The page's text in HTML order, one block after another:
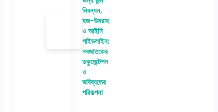
নিবন্ধন,
হজ-উমরাহ
ও আইনি
গাইডলাইন:
নবজাতকের
ডকুমেন্টেশন
ও
ভবিষ্যতের
পরিকল্পনা